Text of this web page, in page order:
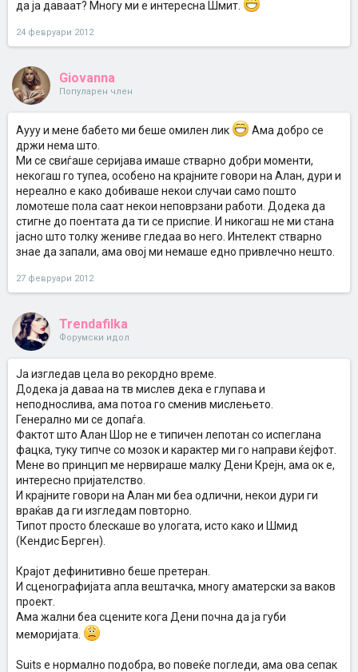
да ја даваат? Многу ми е интересна Шмит.
24 февруари 2012
Giovanna
Популарен член
Аууу и мене бабето ми беше омилен лик
Ама добро се
држи нема што.
Ми се свиѓаше серијава имаше стварно добри моменти,
некогаш го тупеа, особено на крајните говори на Алан, дури и
нереално е како добиваше некои случаи само пошто
ломотеше пола саат некои неповрзани работи. Додека да
стигне до поентата да ти се приспие. И никогаш не ми стана
јасно што толку жениве гледаа во него. Интелект стварно
знае да запали, ама овој ми немаше едно привлечно нешто.
27 февруари 2012
Trendafilka
Форумски идол
Ја изгледав цела во рекордно време.
Додека ја даваа на тв мислев дека е глупава и
неподнослива, ама потоа го сменив мислењето.
Генерално ми се допаѓа.
Фактот што Алан Шор не е типичен лепотан со испеглана
фацка, туку типче со мозок и карактер ми го направи ќејфот.
Мене во принцип ме нервираше малку Дени Крејн, ама ок е,
интересно пријателство.
И крајните говори на Алан ми беа одлични, некои дури ги
враќав да ги изгледам повторно.
Типот просто блескаше во улогата, исто како и Шмид
(Кендис Берген).
Крајот дефинитивно беше претеран.
И сценографијата апла вештачка, многу аматерски за ваков
проект.
Ама жални беа сцените кога Дени почна да ја губи
меморијата.
Suits е нормално подобра, во повеќе погледи, ама ова сепак